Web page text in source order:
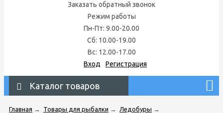
Заказать обратный звонок
Режим работы
Пн-Пт: 9.00-20.00
Сб: 10.00-19.00
Вс: 12.00-17.00
Вход
Регистрация
Каталог товаров
Главная → Товары для рыбалки → Ледобуры →